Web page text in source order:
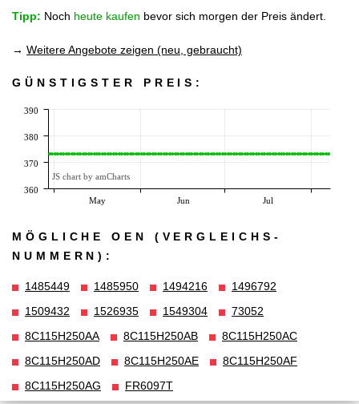
Tipp: Noch heute kaufen bevor sich morgen der Preis ändert.
→ Weitere Angebote zeigen (neu, gebraucht)
GÜNSTIGSTER PREIS:
May Jun Jul
360
370
380
390
JS chart by amCharts
MÖGLICHE OEN (VERGLEICHS­
NUMMERN):
1485449 1485950 1494216
1496792
1509432
1526935 1549304
73052
8C115H250AA
8C115H250AB
8C115H250AC
8C115H250AD
8C115H250AE
8C115H250AF
8C115H250AG
FR6097T